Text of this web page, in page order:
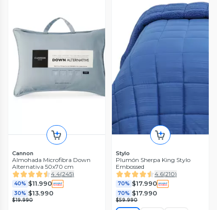
Cannon
Almohada Microfibra Down
Alternativa 50x70 cm
4.4(245)
40% $11.990
30% $13.990
$19.990
Stylo
Plumón Sherpa King Stylo
Embossed
4.6(210)
70% $17.990
70% $17.990
$59.990